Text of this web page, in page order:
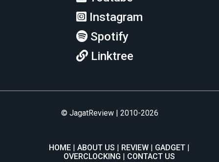
Instagram
Spotify
Linktree
© JagatReview | 2010-2026
HOME ABOUT US REVIEW
GADGET
OVERCLOCKING
CONTACT US